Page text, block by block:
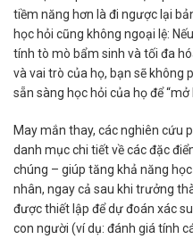
tiềm năng hơn là đi ngược lại
học hỏi cũng không ngoại lệ:
tính tò mò bẩm sinh và tối đa
và vai trò của họ, bạn sẽ không
sẵn sàng học hỏi của họ để
May mắn thay, các nghiên cứu
danh mục chi tiết về các đặc
chúng – giúp tăng khả năng
nhân, ngay cả sau khi trưởng
được thiết lập để dự đoán xác
con người (ví dụ: đánh giá tính